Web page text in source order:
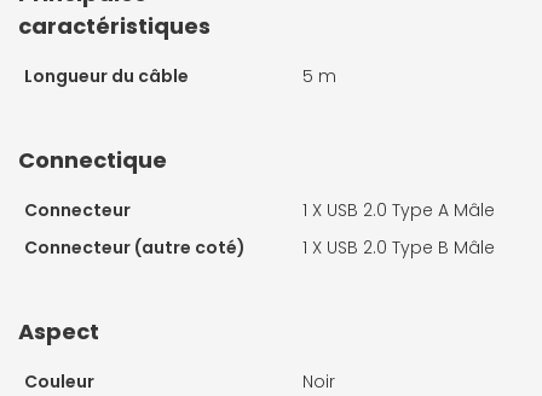
caractéristiques
Longueur du câble 5 m
Connectique
Connecteur 1 X USB 2.0 Type A Mâle
Connecteur (autre coté)
1 X USB 2.0 Type B Mâle
Aspect
Couleur Noir